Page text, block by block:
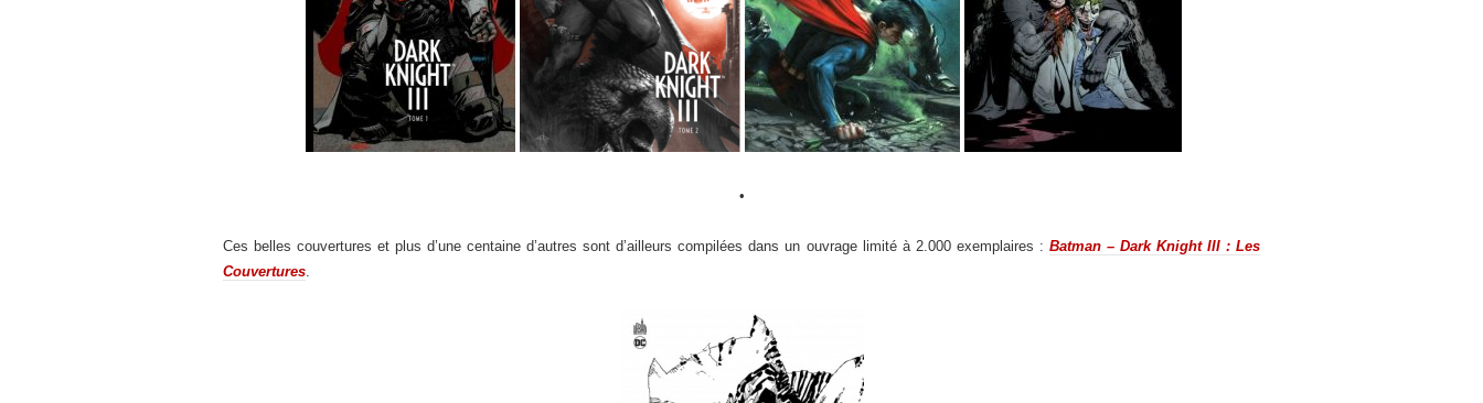
•
Ces belles couvertures et plus d’une centaine d’autres sont d’ailleurs compilées dans un ouvrage limité à 2.000 exemplaires : Batman – Dark Knight III : Les
Couvertures.